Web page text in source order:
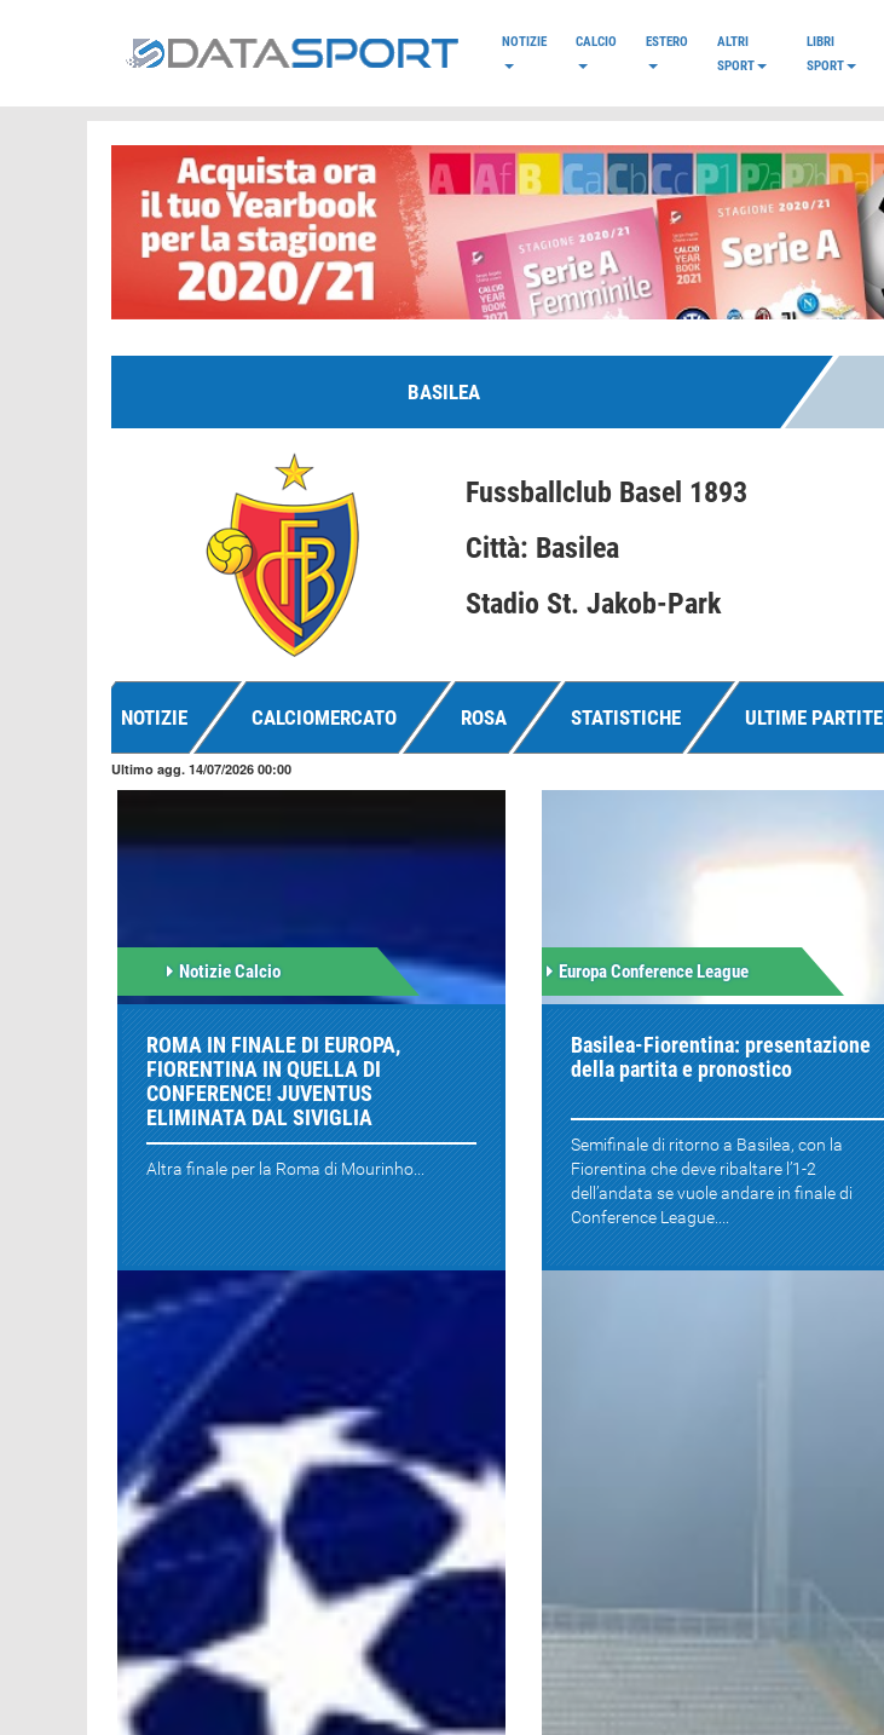
NOTIZIE CALCIO ESTERO
ALTRI
SPORT
LIBRI
SPORT
BASILEA
Fussballclub Basel 1893
Città: Basilea
Stadio St. Jakob-Park
NOTIZIE CALCIOMERCATO ROSA STATISTICHE ULTIME PARTITE
Ultimo agg. 14/07/2026 00:00
Notizie Calcio
ROMA IN FINALE DI EUROPA,
FIORENTINA IN QUELLA DI
CONFERENCE! JUVENTUS
ELIMINATA DAL SIVIGLIA
Altra finale per la Roma di Mourinho...
Europa Conference League
Basilea-Fiorentina: presentazione
della partita e pronostico
Semifinale di ritorno a Basilea, con la
Fiorentina che deve ribaltare l’1-2
dell’andata se vuole andare in finale di
Conference League....